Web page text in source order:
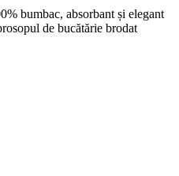
bumbac, absorbant și elegant
de bucătărie brodat